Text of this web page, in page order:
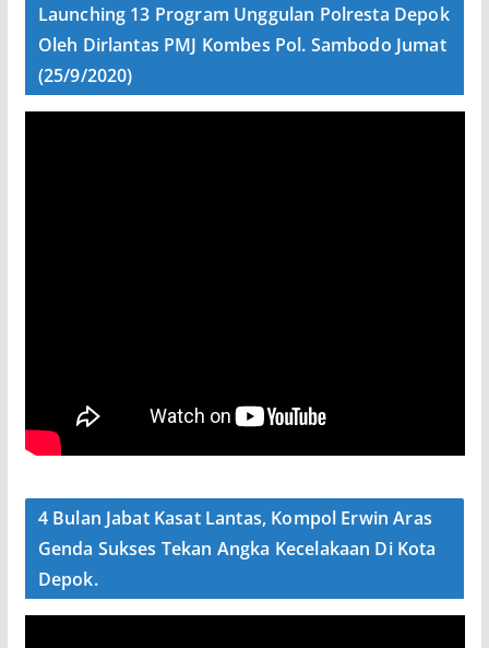
Launching 13 Program Unggulan Polresta Depok
Oleh Dirlantas PMJ Kombes Pol. Sambodo Jumat
(25/9/2020)
4 Bulan Jabat Kasat Lantas, Kompol Erwin Aras
Genda Sukses Tekan Angka Kecelakaan Di Kota
Depok.